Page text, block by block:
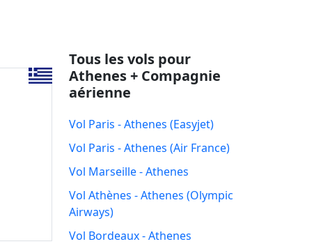
Tous les vols pour
Athenes + Compagnie
aérienne
Vol Paris - Athenes (Easyjet)
Vol Paris - Athenes (Air France)
Vol Marseille - Athenes
Vol Athènes - Athenes (Olympic
Airways)
Vol Bordeaux - Athenes